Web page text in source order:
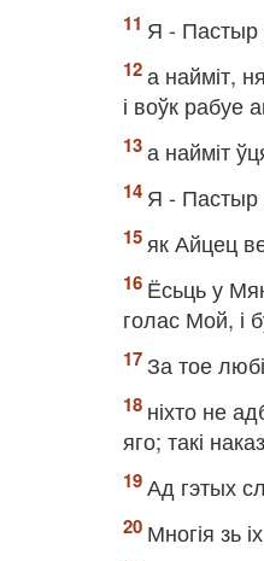
Я - Пастыр
а найміт,
і воўк рабуе
а найміт
Я - Пастыр
як Айцец
Ёсьць у
голас Мой, і
За тое
ніхто не
яго; такі
Ад гэтых
Многія зь